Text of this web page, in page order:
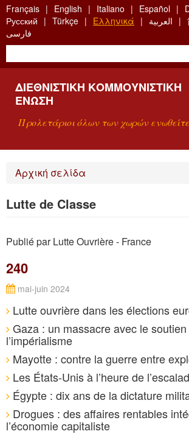
Skip
to
main
content
Français English Italiano Español
Русский
Türkçe Ελληνικά العربية
فارسی
ΔΙΕΘΝΙΣΤΙΚΉ ΚΟΜΜΟΥΝΙΣΤΙΚΉ
ΈΝΩΣΗ
Προλετάριοι όλων των χωρών
ΕΠΙΚΟΙΝΩΝΊΑ
Αρχική σελίδα
Lutte de Classe
Publié par Lutte Ouvrière - France
240
mai-juin 2024
Lutte ouvrière dans les élections
Gaza : un massacre avec le
l’impérialisme
Mayotte : contre la guerre entre
Les États-Unis à l’heure de
Égypte : dix ans de la dictature
Drogues : des affaires rentables
l’économie capitaliste